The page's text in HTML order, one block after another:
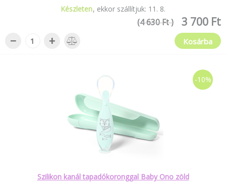
Készleten ekkor szállítjuk: 11 . 8.
3 700 Ft
(4 630 Ft )
− + Kosárba
-10%
Szilikon kanál tapadókoronggal Baby Ono zöld